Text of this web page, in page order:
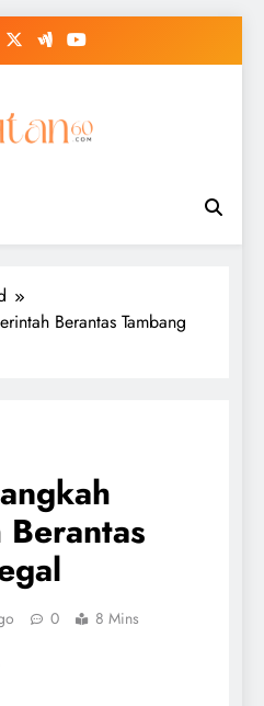
Berantas Tambang
0 8 Mins